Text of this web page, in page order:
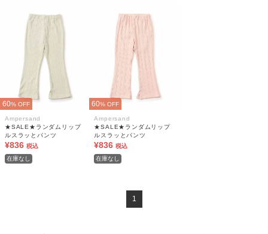
60% OFF
Ampersand
★SALE★ランダムリップ
ルスラッとパンツ
¥836 税込
在庫なし
60% OFF
Ampersand
★SALE★ランダムリップ
ルスラッとパンツ
¥836 税込
在庫なし
1